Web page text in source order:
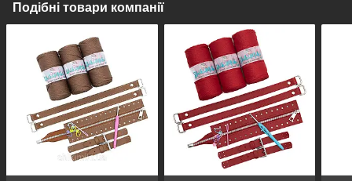
Подібні товари компанії